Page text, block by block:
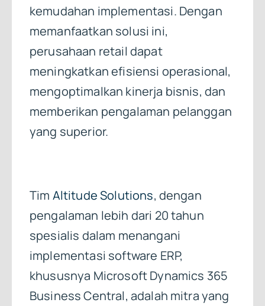
kemudahan implementasi. Dengan
memanfaatkan solusi ini,
perusahaan retail dapat
meningkatkan efisiensi operasional,
mengoptimalkan kinerja bisnis, dan
memberikan pengalaman pelanggan
yang superior.
Tim Altitude Solutions, dengan
pengalaman lebih dari 20 tahun
spesialis dalam menangani
implementasi software ERP,
khususnya Microsoft Dynamics 365
Business Central, adalah mitra yang